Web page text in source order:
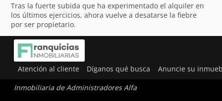
Tras la fuerte subida que ha experimentado el alquiler en
los últimos ejercicios, ahora vuelve a desatarse la fiebre
por ser propietario.
Atención al cliente Díganos qué busca Anuncie su
Inmobiliaria de Administradores Alfa